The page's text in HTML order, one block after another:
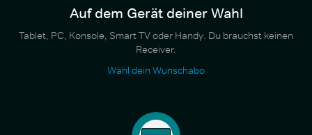
Auf dem Gerät deiner Wahl
Tablet, PC, Konsole, Smart TV oder Handy. Du brauchst keinen
Receiver.
Wähl dein Wunschabo